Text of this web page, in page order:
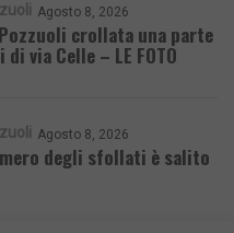
Agosto 8, 2026
crollata una parte
via Celle – LE FOTO
Agosto 8, 2026
degli sfollati è salito